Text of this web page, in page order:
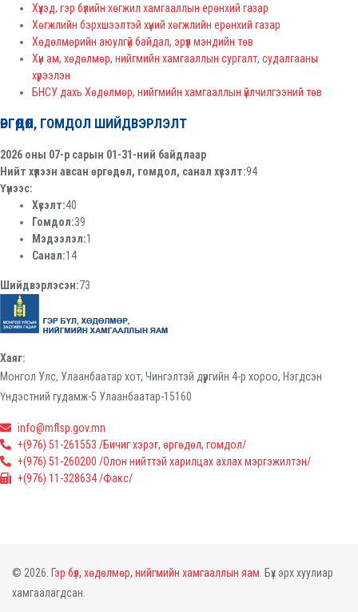
Хүүхэд, гэр бүлийн хөгжил хамгааллын ерөнхий газар
Хөгжлийн бэрхшээлтэй хүний хөгжлийн ерөнхий газар
Хөдөлмөрийн аюулгүй байдал, эрүүл мэндийн төв
Хүн ам, хөдөлмөр, нийгмийн хамгааллын сургалт, судалгааны
хүрээлэн
БНСУ дахь Хөдөлмөр, нийгмийн хамгааллын үйлчилгээний төв
ӨРГӨДӨЛ, ГОМДОЛ ШИЙДВЭРЛЭЛТ
2026 оны 07-р сарын 01-31-ний байдлаар
Нийт хүлээн авсан өргөдөл, гомдол, санал хүсэлт:94
Үүнээс:
Хүсэлт:40
Гомдол:39
Мэдээлэл:1
Санал:14
Шийдвэрлэсэн:73
Хаяг:
Монгол Улс, Улаанбаатар хот, Чингэлтэй дүүргийн 4-р хороо, Нэгдсэн
Үндэстний гудамж-5 Улаанбаатар-15160
info@mflsp.gov.mn
+(976) 51-261553 /Бичиг хэрэг, өргөдөл, гомдол/
+(976) 51-260200 /Олон нийттэй харилцах ахлах мэргэжилтэн/
+(976) 11-328634 /Факс/
© 2026. Гэр бүл, хөдөлмөр, нийгмийн хамгааллын яам. Бүх эрх хуулиар
хамгаалагдсан.